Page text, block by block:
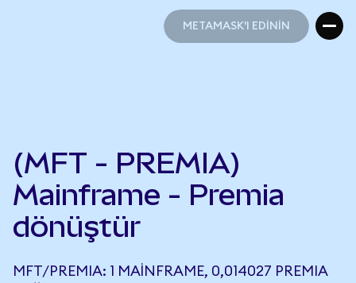
METAMASK'I EDİNİN
(MFT - PREMIA)
Mainframe - Premia
dönüştür
MFT/PREMIA: 1 MAINFRAME, 0,014027 PREMIA